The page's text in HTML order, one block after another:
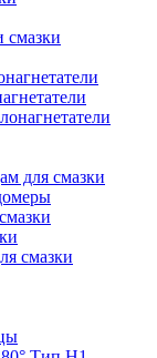
смазки
для смазки
смазки